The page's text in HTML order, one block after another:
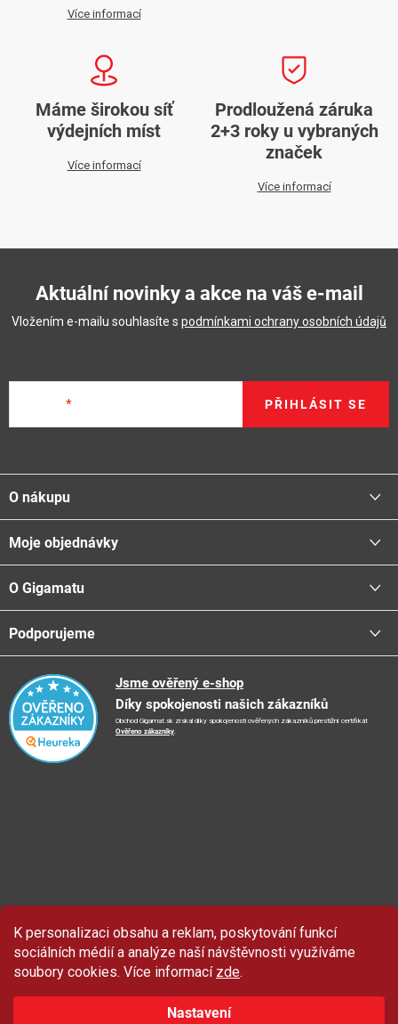
K personalizaci obsahu a reklam, poskytování funkcí
sociálních médií a analýze naší návštěvnosti využíváme
soubory cookies. Více informací zde.
Nastavení
Více informací
Máme širokou síť
výdejních míst
Více informací
Prodloužená záruka
2+3 roky u vybraných
značek
Více informací
Aktuální novinky a akce na váš e-mail
Vložením e-mailu souhlasíte s podmínkami ochrany osobních údajů
PŘIHLÁSIT SE
á
p
a
O nákupu
Proč nakupovat u nás
Platba - možnosti
Centrála a odběrná místa
Reklamační řád
Vrácení zboží a reklamace
Doporučení při nákupu
Ochrana osobních údajů
Moje objednávky
Přihlásit
O Gigamatu
📞Kontakty
📺TV reklama
📝Blog
🤝 Partneři
Podporujeme
Podporujeme
🏨FN Bulovka
🏨Nemocnice Homolka
Jsme ověřený e-shop
Díky spokojenosti našich zákazníků
Obchod Gigamat.sk získal díky spokojenosti ověřených zákazníků prestižní certifikát
Ověřeno zákazníky.
Sleva 100 Kčna produkty značky Asist.